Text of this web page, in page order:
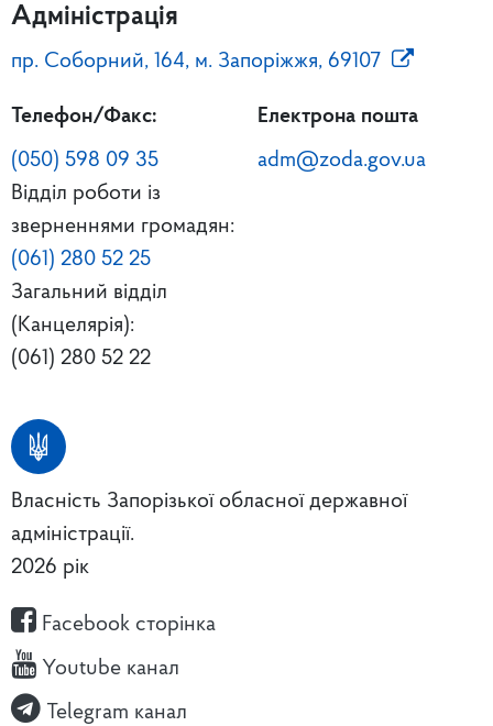
Адміністрація
пр. Соборний, 164, м. Запоріжжя, 69107
Телефон/Факс:
(050) 598 09 35
Відділ роботи із
зверненнями громадян:
(061) 280 52 25
Загальний відділ
(Канцелярія):
(061) 280 52 22
Електрона пошта
adm@zoda.gov.ua
Власність Запорізької обласної державної
адміністрації.
2026 рік
Facebook сторінка
Youtube канал
Telegram канал